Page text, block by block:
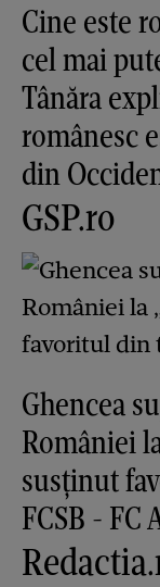
Cine este
cel mai
Tânăra
românesc
din
GSP.ro
Ghencea
României
susținut
FCSB - FC